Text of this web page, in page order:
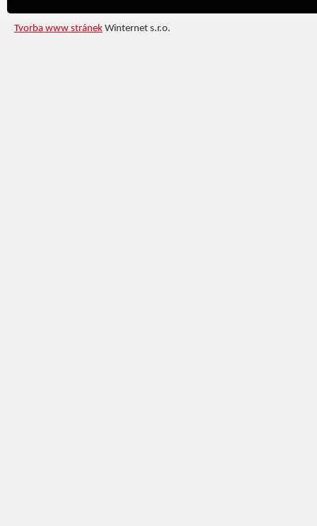
Tvorba www stránek Winternet s.r.o.